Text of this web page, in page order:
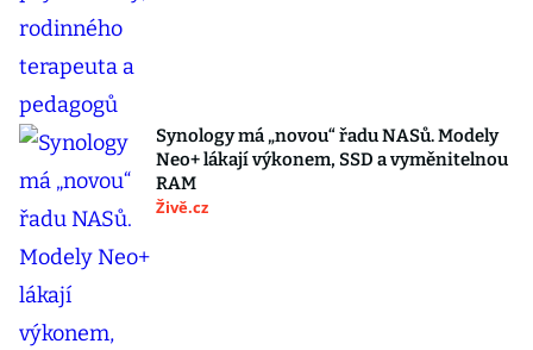
Synology má „novou“ řadu NASů. Modely
Neo+ lákají výkonem, SSD a vyměnitelnou
RAM
Živě.cz